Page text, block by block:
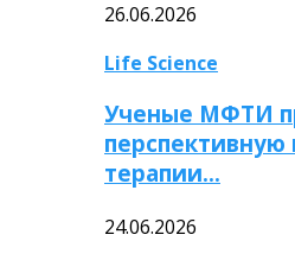
26.06.2026
Life Science
Ученые МФТИ
терапии…
24.06.2026